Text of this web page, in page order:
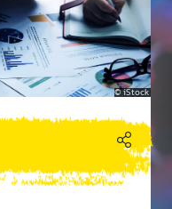
iStock